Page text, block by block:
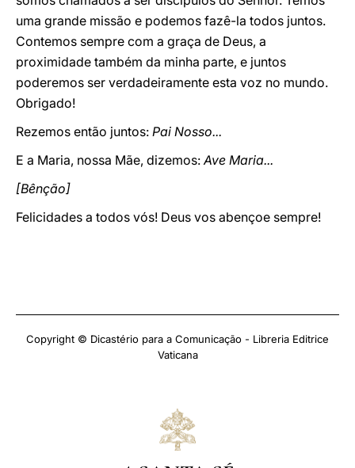
uma grande missão e podemos fazê-la todos juntos.
Contemos sempre com a graça de Deus, a
proximidade também da minha parte, e juntos
poderemos ser verdadeiramente esta voz no mundo.
Obrigado!
Rezemos então juntos: Pai Nosso...
E a Maria, nossa Mãe, dizemos:Ave Maria...
[Bênção]
Felicidades a todos vós! Deus vos abençoe sempre!
Copyright © Dicastério para a Comunicação - Libreria Editrice
Vaticana